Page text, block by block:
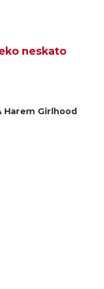
neskato
Harem Girlhood